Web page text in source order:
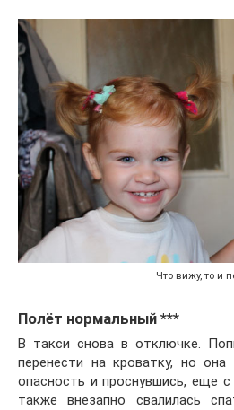
Что вижу, то и
Полёт нормальный ***
В такси снова в отключке.
перенести на кроватку, но
опасность и проснувшись, еще с
также внезапно свалилась